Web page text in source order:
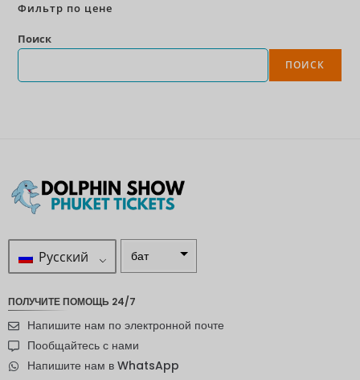
Фильтр по цене
Поиск
ПОИСК
Русский бат
я крона
андский
ПОЛУЧИТЕ ПОМОЩЬ 24/7
Напишите нам по электронной почте
Пообщайтесь с нами
Напишите нам в WhatsApp